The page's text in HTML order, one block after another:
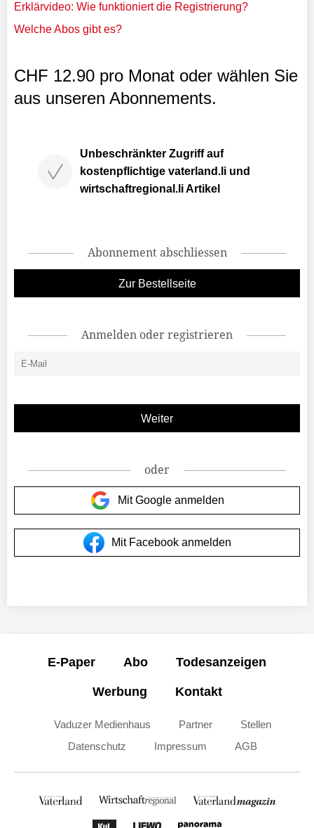
Erklärvideo: Wie funktioniert die Registrierung?
Welche Abos gibt es?
CHF 12.90 pro Monat oder wählen Sie
aus unseren Abonnements.
Unbeschränkter Zugriff auf
kostenpflichtige vaterland.li und
wirtschaftregional.li Artikel
Abonnement abschliessen
Zur Bestellseite
Anmelden oder registrieren
oder
Mit Google anmelden
Mit Facebook anmelden
E-Paper Abo Todesanzeigen
Werbung Kontakt
Vaduzer Medienhaus Partner
Stellen
Datenschutz
Impressum AGB